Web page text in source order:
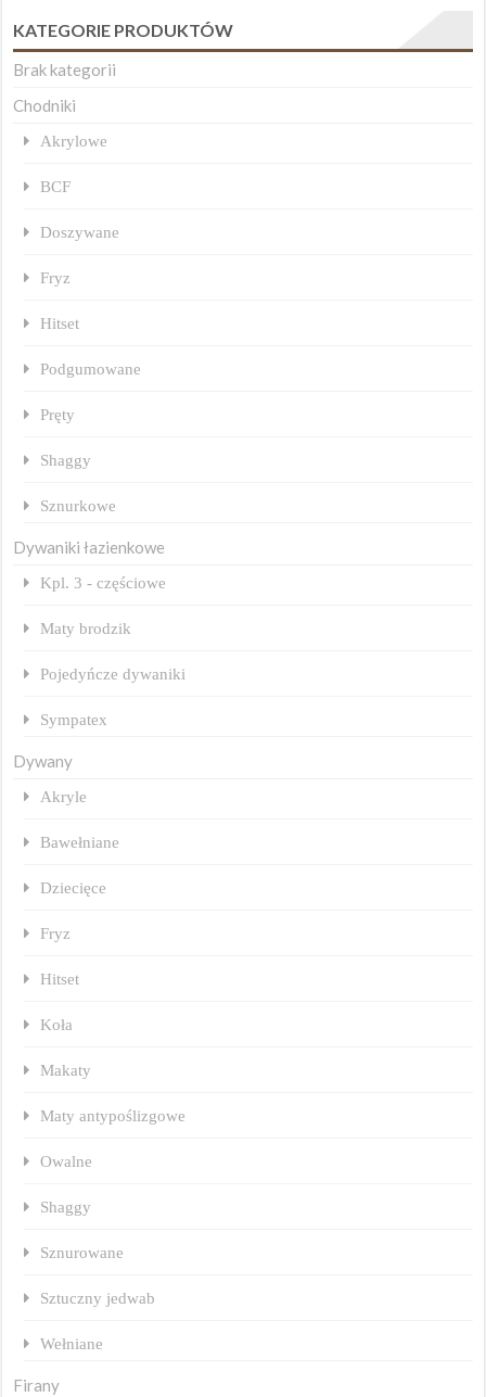
KATEGORIE PRODUKTÓW
Brak kategorii
Chodniki
Akrylowe
BCF
Doszywane
Fryz
Hitset
Podgumowane
Pręty
Shaggy
Sznurkowe
Dywaniki łazienkowe
Kpl. 3 - częściowe
Maty brodzik
Pojedyńcze dywaniki
Sympatex
Dywany
Akryle
Bawełniane
Dziecięce
Fryz
Hitset
Koła
Makaty
Maty antypoślizgowe
Owalne
Shaggy
Sznurowane
Sztuczny jedwab
Wełniane
Firany